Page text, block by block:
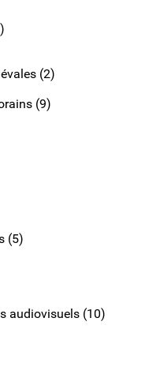
(2)
(9)
(5)
audiovisuels (10)